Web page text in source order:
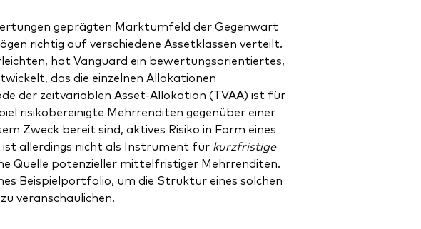
geprägten Marktumfeld der Gegenwart
richtig auf verschiedene Assetklassen verteilt.
hat Vanguard ein bewertungsorientiertes,
das die einzelnen Allokationen
der zeitvariablen Asset-Allokation (TVAA) ist für
risikobereinigte Mehrrenditen gegenüber einer
Zweck bereit sind, aktives Risiko in Form eines
ist allerdings nicht als Instrument für kurzfristige
Quelle potenzieller mittelfristiger Mehrrenditen.
Beispielportfolio, um die Struktur eines solchen
veranschaulichen.